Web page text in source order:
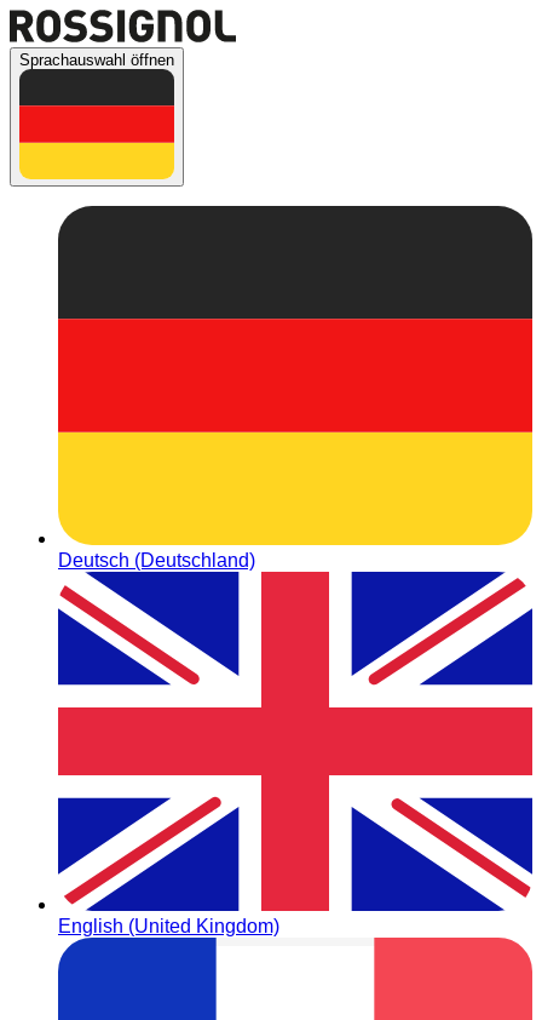
Sprachauswahl öffnen
Deutsch (Deutschland)
English (United Kingdom)